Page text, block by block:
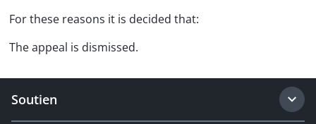
For these reasons it is decided that:
The appeal is dismissed.
Soutien